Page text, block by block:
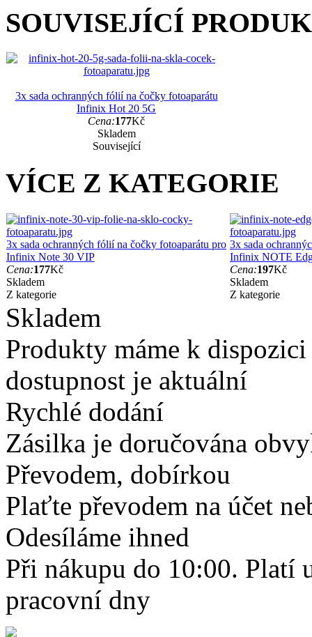
SOUVISEJÍCÍ
3x sada ochranných fólií na čočky fotoaparátu
Infinix Hot 20 5G
Cena:177Kč
Skladem
Související
VÍCE Z KATEGORIE
3x sada ochranných fólií na čočky fotoaparátu pro
Infinix Note 30 VIP
Cena:177Kč
Skladem
Z kategorie
3x sada
Infinix NOTE
Cena:197Kč
Skladem
Z kategorie
Skladem
Produkty máme k
dostupnost je aktuální
Rychlé dodání
Zásilka je doručována
Převodem, dobírkou
Plaťte převodem na účet
Odesíláme ihned
Při nákupu do 10:00. Platí
pracovní dny